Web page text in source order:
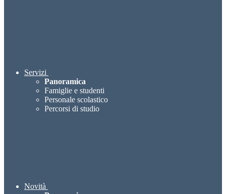
Servizi
Panoramica
Famiglie e studenti
Personale scolastico
Percorsi di studio
Novità